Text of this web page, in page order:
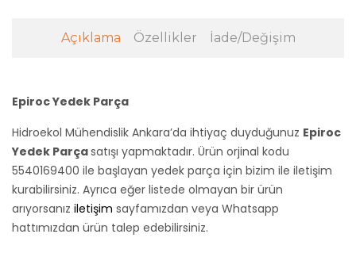
Açıklama Özellikler İade/Değişim
Epiroc Yedek Parça
Hidroekol Mühendislik Ankara’da ihtiyaç duyduğunuz Epiroc
Yedek Parçasatışı yapmaktadır. Ürün orjinal kodu
5540169400 ile başlayan yedek parça için bizim ile iletişim
kurabilirsiniz. Ayrıca eğer listede olmayan bir ürün
arıyorsanız iletişim sayfamızdan veya Whatsapp
hattımızdan ürün talep edebilirsiniz.